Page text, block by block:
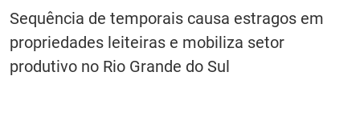
Sequência de temporais causa estragos em
propriedades leiteiras e mobiliza setor
produtivo no Rio Grande do Sul